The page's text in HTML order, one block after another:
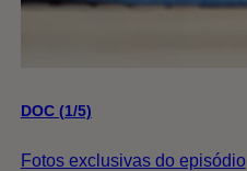
DOC (1/5)
Fotos exclusivas do episódio